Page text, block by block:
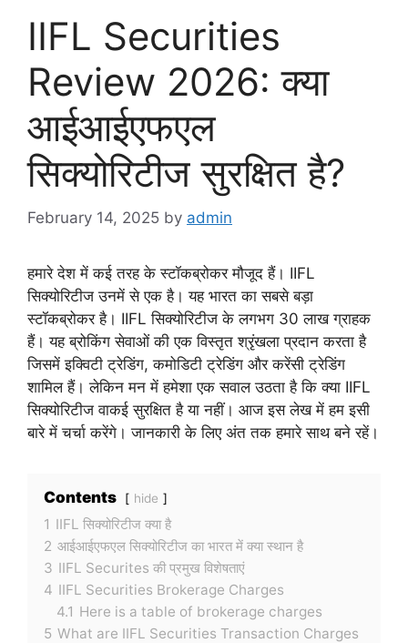
IIFL Securities
Review 2026: क्या
आईआईएफएल
सिक्योरिटीज सुरक्षित है?
February 14, 2025 by admin
हमारे देश में कई तरह के स्टॉकब्रोकर मौजूद हैं। IIFL
सिक्योरिटीज उनमें से एक है। यह भारत का सबसे बड़ा
स्टॉकब्रोकर है। IIFL सिक्योरिटीज के लगभग 30 लाख ग्राहक
हैं। यह ब्रोकिंग सेवाओं की एक विस्तृत श्रृंखला प्रदान करता है
जिसमें इक्विटी ट्रेडिंग, कमोडिटी ट्रेडिंग और करेंसी ट्रेडिंग
शामिल हैं। लेकिन मन में हमेशा एक सवाल उठता है कि क्या IIFL
सिक्योरिटीज वाकई सुरक्षित है या नहीं। आज इस लेख में हम इसी
बारे में चर्चा करेंगे। जानकारी के लिए अंत तक हमारे साथ बने रहें।
Contents hide
1 IIFL सिक्योरिटीज क्या है
2 आईआईएफएल सिक्योरिटीज का भारत में क्या स्थान है
3 IIFL Securites की प्रमुख विशेषताएं
4 IIFL Securities Brokerage Charges
4.1 Here is a table of brokerage charges
5 What are IIFL Securities Transaction Charges